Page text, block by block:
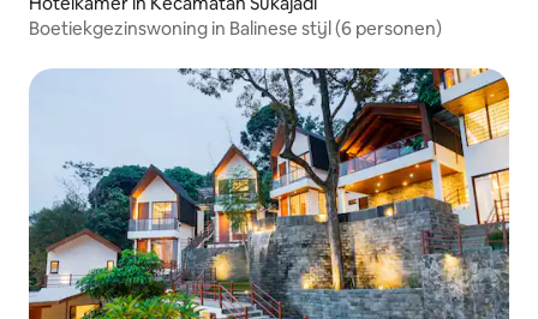
Boetiekgezinswoning in Balinese stijl (6 personen)